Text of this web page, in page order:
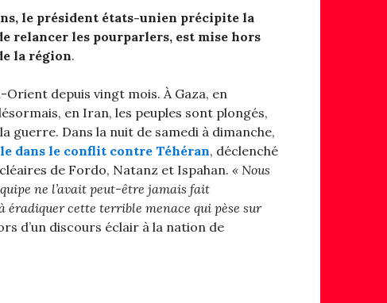
le président états-unien précipite la
relancer les pourparlers, est mise hors
la région.
depuis vingt mois. À Gaza, en
en Iran, les peuples sont plongés,
guerre. Dans la nuit de samedi à dimanche,
dans le conflit contre Téhéran, déclenché
de Fordo, Natanz et Ispahan. « Nous
ne l’avait peut-être jamais fait
cette terrible menace qui pèse sur
d’un discours éclair à la nation de